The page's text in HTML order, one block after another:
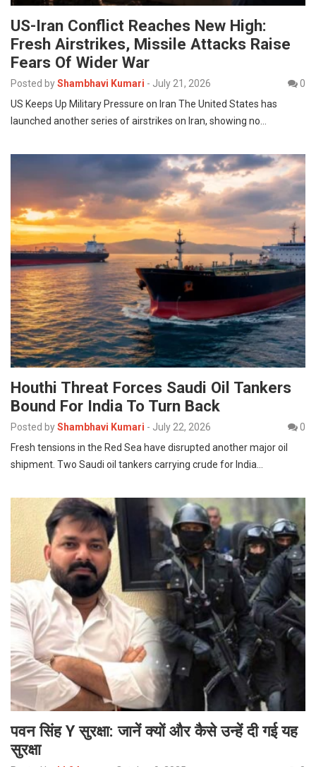
US-Iran Conflict Reaches New High:
Fresh Airstrikes, Missile Attacks Raise
Fears Of Wider War
Posted byShambhavi Kumari - July 21, 2026
0
US Keeps Up Military Pressure on Iran The United States has
launched another series of airstrikes on Iran, showing no…
Houthi Threat Forces Saudi Oil Tankers
Bound For India To Turn Back
Posted byShambhavi Kumari - July 22, 2026
0
Fresh tensions in the Red Sea have disrupted another major oil
shipment. Two Saudi oil tankers carrying crude for India…
पवन सिंह Y सुरक्षा: जानें क्यों और कैसे उन्हें दी गई यह
सुरक्षा